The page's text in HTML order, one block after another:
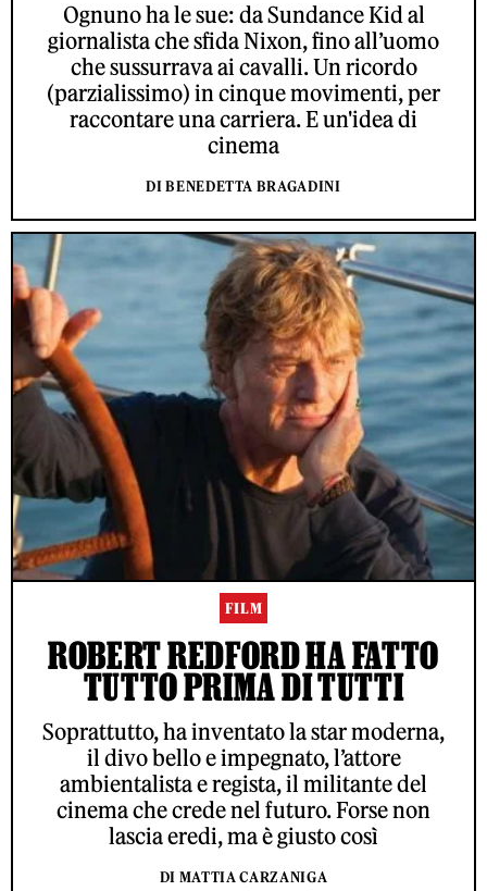
Ognuno ha le sue: da Sundance Kid al
giornalista che sfida Nixon, fino all’uomo
che sussurrava ai cavalli. Un ricordo
(parzialissimo) in cinque movimenti, per
raccontare una carriera. E un'idea di
cinema
DI BENEDETTA BRAGADINI
FILM
ROBERT REDFORD HA FATTO
TUTTO PRIMA DI TUTTI
Soprattutto, ha inventato la star moderna,
il divo bello e impegnato, l’attore
ambientalista e regista, il militante del
cinema che crede nel futuro. Forse non
lascia eredi, ma è giusto così
DI MATTIA CARZANIGA